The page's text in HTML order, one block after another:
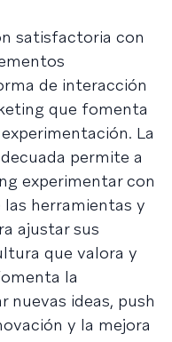
satisfactoria con
de interacción
que fomenta
La
permite a
experimentar con
herramientas y
ajustar sus
que valora y
la
nuevas ideas, push
y la mejora